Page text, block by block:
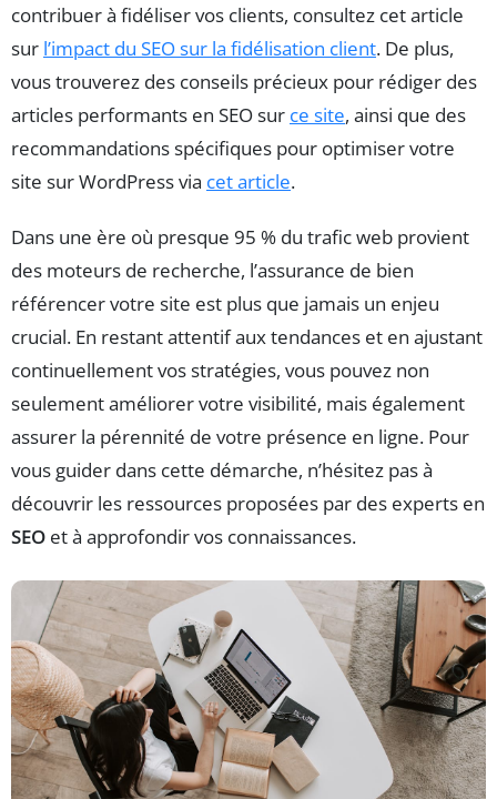
contribuer à fidéliser vos clients, consultez cet article
sur l’impact du SEO sur la fidélisation client. De plus,
vous trouverez des conseils précieux pour rédiger des
articles performants en SEO sur ce site, ainsi que des
recommandations spécifiques pour optimiser votre
site sur WordPress via cet article.
Dans une ère où presque 95 % du trafic web provient
des moteurs de recherche, l’assurance de bien
référencer votre site est plus que jamais un enjeu
crucial. En restant attentif aux tendances et en ajustant
continuellement vos stratégies, vous pouvez non
seulement améliorer votre visibilité, mais également
assurer la pérennité de votre présence en ligne. Pour
vous guider dans cette démarche, n’hésitez pas à
découvrir les ressources proposées par des experts en
SEO et à approfondir vos connaissances.